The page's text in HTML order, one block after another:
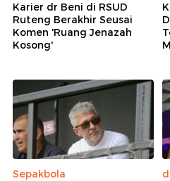
Karier dr Beni di RSUD
Ruteng Berakhir Seusai
Komen 'Ruang Jenazah
Kosong'
Sepakbola